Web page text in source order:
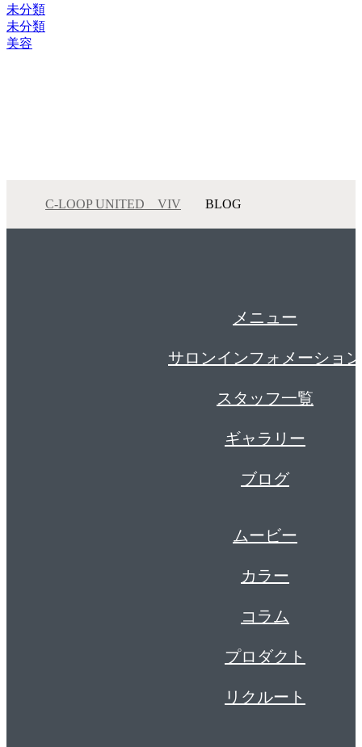
未分類
未分類
美容
C-LOOP UNITED VIV BLOG
メニュー
サロンインフォメーション
スタッフ一覧
ギャラリー
ブログ
ムービー
カラー
コラム
プロダクト
リクルート